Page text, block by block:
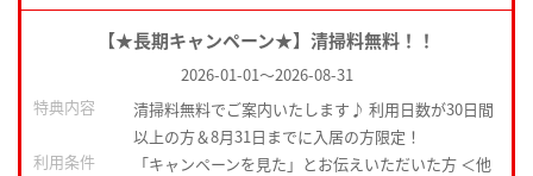
【★長期キャンペーン★】清掃料無料！！
2026-01-01～2026-08-31
特典内容
清掃料無料でご案内いたします♪ 利用日数が30日間
以上の方＆8月31日までに入居の方限定！
利用条件
「キャンペーンを見た」とお伝えいただいた方 ＜他